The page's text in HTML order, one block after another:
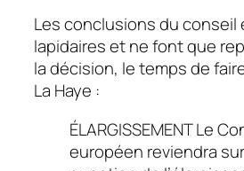
Les conclusions du
lapidaires et ne font que
la décision, le temps de
La Haye :
ÉLARGISSEMENT Le
européen reviendra